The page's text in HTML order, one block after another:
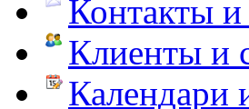
Контакты и
Клиенты и
Календари